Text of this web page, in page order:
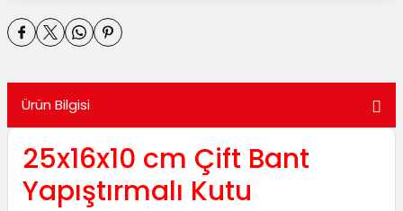
ve Koliler
Ürün Bilgisi
25x16x10 cm Çift Bant
Yapıştırmalı Kutu